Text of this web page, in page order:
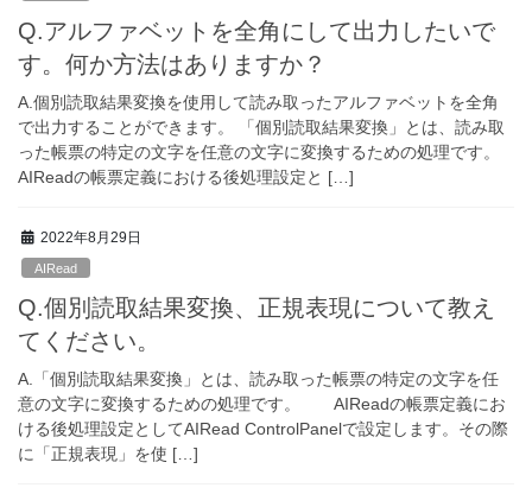
Q.アルファベットを全角にして出力したいで
す。何か方法はありますか？
A.個別読取結果変換を使用して読み取ったアルファベットを全角
で出力することができます。 「個別読取結果変換」とは、読み取
った帳票の特定の文字を任意の文字に変換するための処理です。
AIReadの帳票定義における後処理設定と […]
2022年8月29日
AIRead
Q.個別読取結果変換、正規表現について教え
てください。
A.「個別読取結果変換」とは、読み取った帳票の特定の文字を任
意の文字に変換するための処理です。 AIReadの帳票定義にお
ける後処理設定としてAIRead ControlPanelで設定します。その際
に「正規表現」を使 […]